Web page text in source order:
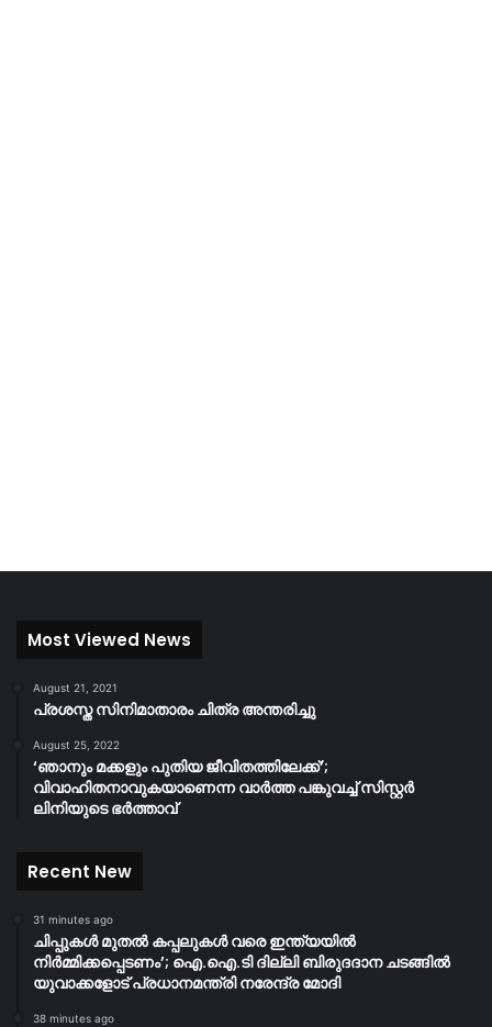
Most Viewed News
August 21, 2021
പ്രശസ്ത സിനിമാതാരം ചിത്ര അന്തരിച്ചു
August 25, 2022
‘ഞാനും മക്കളും പുതിയ ജീവിതത്തിലേക്ക്’;
വിവാഹിതനാവുകയാണെന്ന വാർത്ത പങ്കുവച്ച് സിസ്റ്റർ
ലിനിയുടെ ഭർത്താവ്
Recent New
31 minutes ago
ചിപ്പുകൾ മുതൽ കപ്പലുകൾ വരെ ഇന്ത്യയിൽ
നിർമ്മിക്കപ്പെടണം’; ഐ.ഐ.ടി ദില്ലി ബിരുദദാന ചടങ്ങിൽ
യുവാക്കളോട് പ്രധാനമന്ത്രി നരേന്ദ്ര മോദി
38 minutes ago